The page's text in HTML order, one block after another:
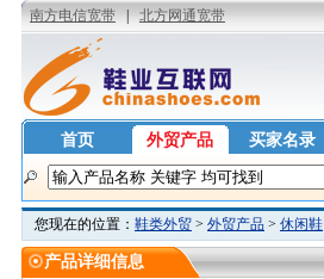
首页 外贸产品 买家名录
您现在的位置： 鞋类外贸 > 外贸产品 > 休闲鞋
产品详细信息